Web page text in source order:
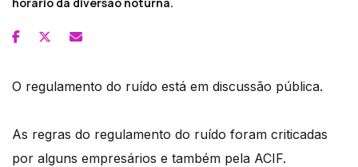
O regulamento do ruído está em discussão pública.
As regras do regulamento do ruído foram criticadas
por alguns empresários e também pela ACIF.